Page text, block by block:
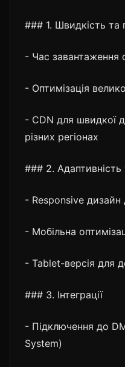
### 1. Швидкість та
- Час завантаження
- Оптимізація
- CDN для швидкої
різних регіонах
### 2. Адаптивність
- Responsive дизайн
- Мобільна
- Tablet-версія для
### 3. Інтеграції
- Підключення до
System)